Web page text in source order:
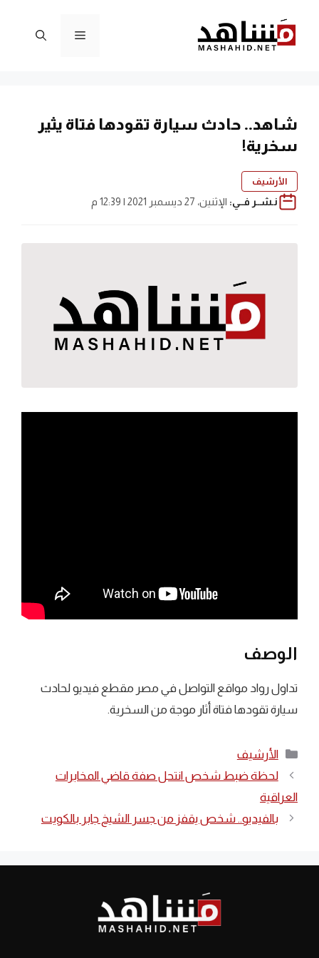
المحتوى
القائمة
شاهد.. حادث سيارة تقودها فتاة يثير
سخرية!
الأرشيف
نـشــر فــي: الإثنين، 27 ديسمبر 2021 | 12:39 م
الوصف
تداول رواد مواقع التواصل في مصر مقطع فيديو لحادث
سيارة تقودها فتاة أثار موجة من السخرية.
التصنيفات
الأرشيف
لحظة ضبط شخص انتحل صفة قاضي المخابرات
العراقية
بالفيديو.. شخص يقفز من جسر الشيخ جابر بالكويت